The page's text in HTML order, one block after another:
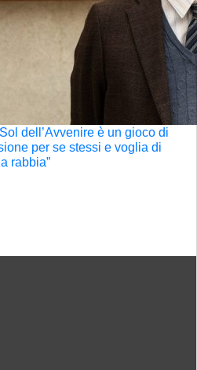
dell’Avvenire è un gioco di
per se stessi e voglia di
rabbia”